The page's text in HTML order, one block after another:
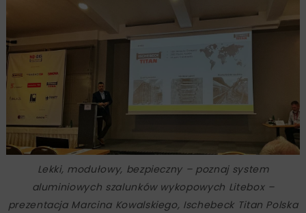
Lekki, modułowy, bezpieczny – poznaj system
aluminiowych szalunków wykopowych Litebox–
prezentacja Marcina Kowalskiego, Ischebeck Titan Polska